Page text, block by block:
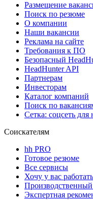
Размещение
Поиск по резюме
О компании
Наши вакансии
Реклама на сайте
Требования к ПО
Безопасный
HeadHunter API
Партнерам
Инвесторам
Каталог компаний
Поиск по
Сетка: соцсеть для
Соискателям
hh PRO
Готовое резюме
Все сервисы
Хочу у вас работать
Производственный
Экспертная